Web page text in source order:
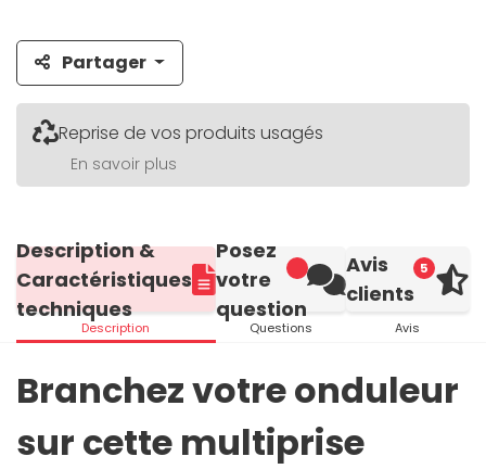
Partager
Reprise de vos produits usagés
En savoir plus
Description &
Caractéristiques
techniques
Description
Posez
votre
question
Questions
5
Avis
clients
Avis
Branchez votre onduleur
sur cette multiprise